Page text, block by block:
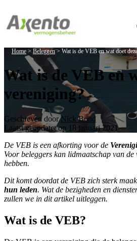
Home >Beleggen> Wat is de VEB en wat doet
Wat is de VEB en
vereniging?
Geschreven doorNick Bond
Laatst geüpdatet op 18 januari 2021
De VEB is een afkorting voor de
Voor beleggers kan lidmaatschap van
hebben.
Dit komt doordat de VEB zich sterk
hun leden. Wat de bezigheden en
zullen we in dit artikel uitleggen.
Wat is de VEB?